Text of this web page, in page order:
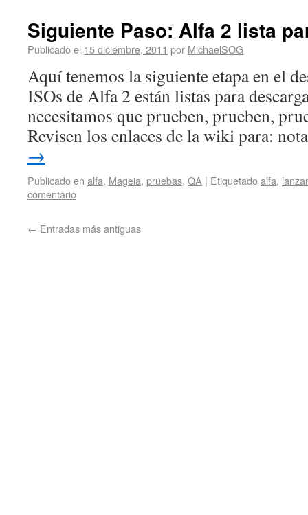
Siguiente Paso: Alfa 2 lista
Publicado el 15 diciembre, 2011 por MichaelSOG
Aquí tenemos la siguiente etapa en el
ISOs de Alfa 2 están listas para
necesitamos que prueben, prueben,
Revisen los enlaces de la wiki para:
→
Publicado en alfa, Mageia, pruebas, QA | Etiquetadoalfa,
comentario
← Entradas más antiguas